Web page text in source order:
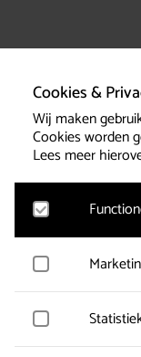
Cookies &
Wij maken
Cookies worden
Lees meer
Google
worden
Active Tickets
Vimeo